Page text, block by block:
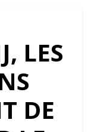
LES
DE